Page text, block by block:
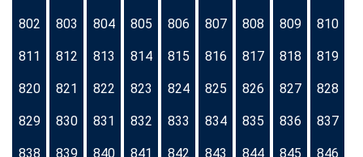
802 803 804 805 806 807 808 809 810
811 812 813 814 815 816 817 818 819
820 821 822 823 824 825 826 827 828
829 830 831 832 833 834 835 836 837
838 839 840 841 842 843 844 845 846